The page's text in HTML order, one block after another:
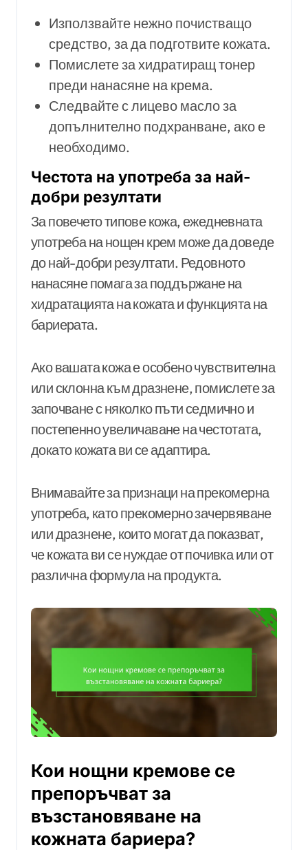
Използвайте нежно почистващо
средство, за да подготвите кожата.
Помислете за хидратиращ тонер
преди нанасяне на крема.
Следвайте с лицево масло за
допълнително подхранване, ако е
необходимо.
Честота на употреба за най-
добри резултати
За повечето типове кожа, ежедневната
употреба на нощен крем може да доведе
до най-добри резултати. Редовното
нанасяне помага за поддържане на
хидратацията на кожата и функцията на
бариерата.
Ако вашата кожа е особено чувствителна
или склонна към дразнене, помислете за
започване с няколко пъти седмично и
постепенно увеличаване на честотата,
докато кожата ви се адаптира.
Внимавайте за признаци на прекомерна
употреба, като прекомерно зачервяване
или дразнене, които могат да показват,
че кожата ви се нуждае от почивка или от
различна формула на продукта.
Кои нощни кремове се
препоръчват за
възстановяване на
кожната бариера?